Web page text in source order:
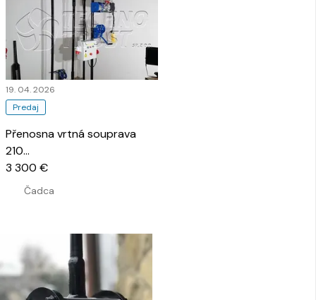
Predaj
19. 04. 2026
Přenosna vrtná souprava
210…
Čadca
3 300 €